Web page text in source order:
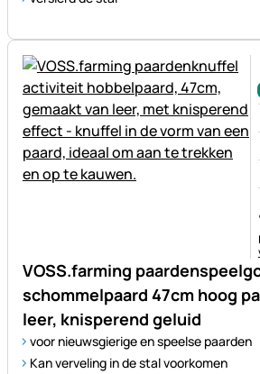
VOSS.farming
schommelpaard 47cm hoog
leer, knisperend geluid
voor nieuwsgierige en speelse paarden
Kan verveling in de stal voorkomen